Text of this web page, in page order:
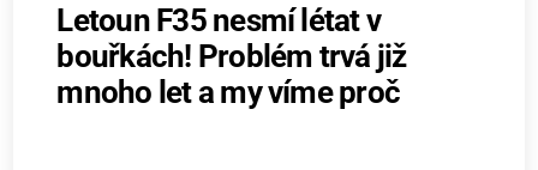
Letoun F35 nesmí létat v
bouřkách! Problém trvá již
mnoho let a my víme proč